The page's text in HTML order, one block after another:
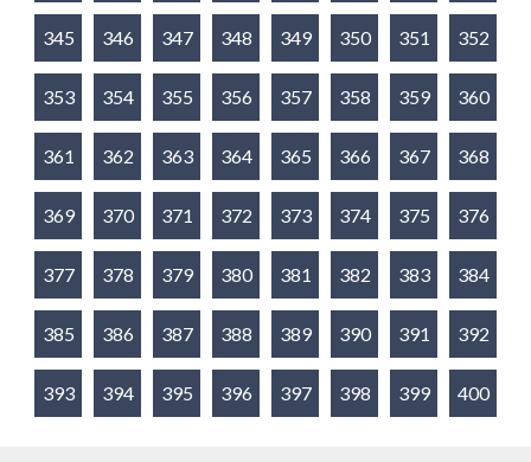
345 346 347 348 349 350 351 352
353 354 355 356 357 358 359 360
361 362 363 364 365 366 367 368
369 370 371 372 373 374 375 376
377 378 379 380 381 382 383 384
385 386 387 388 389 390 391 392
393 394 395 396 397 398 399 400